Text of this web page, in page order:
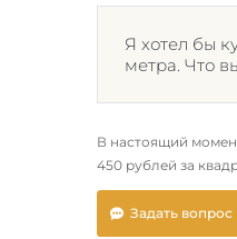
Я хотел бы
метра. Что
В настоящий
450 рублей за
Задать вопрос